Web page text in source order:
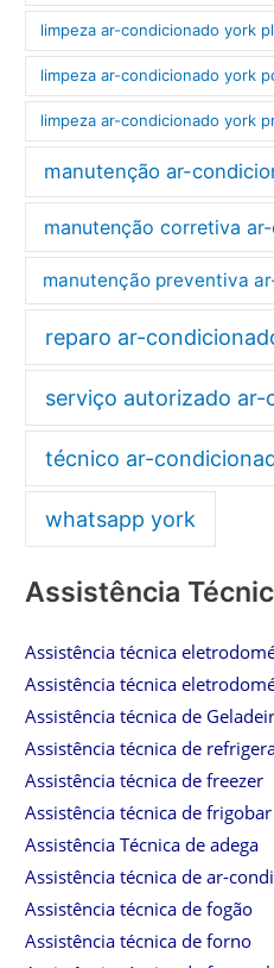
limpeza ar-condicionado york
limpeza ar-condicionado york
limpeza ar-condicionado york
manutenção ar-
manutenção corretiva
manutenção preventiva
reparo ar-
serviço autorizado
técnico ar-
whatsapp york
Assistência
Assistência técnica
Assistência técnica
Assistência técnica de
Assistência técnica de
Assistência técnica de freezer
Assistência técnica de frigobar
Assistência Técnica de adega
Assistência técnica de ar-
Assistência técnica de fogão
Assistência técnica de forno